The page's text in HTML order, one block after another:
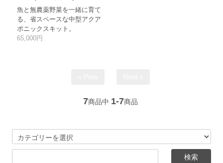
魚と無農薬野菜を一緒に育て
る、省スペースな中型アクア
ポニックスキット。
65,000円
7商品中 1-7商品